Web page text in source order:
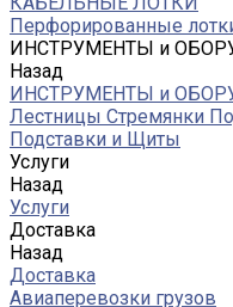
Перфорированные
ИНСТРУМЕНТЫ и
Назад
ИНСТРУМЕНТЫ и
Лестницы Стремянки
Подставки и Щиты
Услуги
Назад
Услуги
Доставка
Назад
Доставка
Авиаперевозки грузов